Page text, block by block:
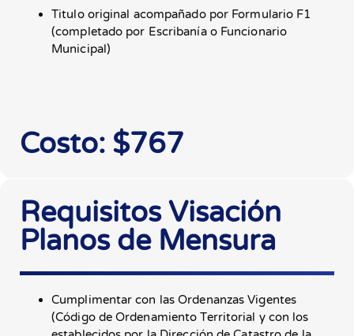
Titulo original acompañado por Formulario F1
(completado por Escribanía o Funcionario
Municipal)
Costo: $767
Requisitos Visación
Planos de Mensura
Cumplimentar con las Ordenanzas Vigentes
(Código de Ordenamiento Territorial y con los